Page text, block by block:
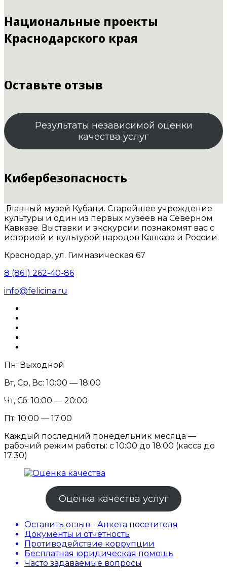
Национальные проекты
Краснодарского края
Оставьте отзыв
Результаты независимой оценки
качества услуг
Кибербезопасность
Главный музей Кубани. Старейшее учреждение
культуры и один из первых музеев на Северном
Кавказе. Выставки и экскурсии познакомят вас с
историей и культурой народов Кавказа и России.
Краснодар, ул. Гимназическая 67
8 (861) 262-40-86
info@felicina.ru
Пн: Выходной
Вт, Ср, Вс: 10:00 — 18:00
Чт, Сб: 10:00 — 20:00
Пт: 10:00 — 17:00
Каждый последний понедельник месяца —
рабочий режим работы: с 10:00 до 18:00 (касса до
17:30)
Оценка качества услуг
Оставить отзыв - Анкета посетителя
Документы и отчетность
Противодействие коррупции
Бесплатная юридическая помощь
Часто задаваемые вопросы